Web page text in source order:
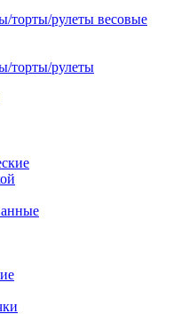
торты/рулеты весовые
торты/рулеты